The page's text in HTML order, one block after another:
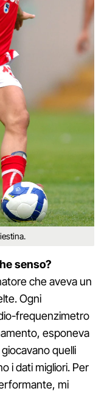
senso?
che aveva un
Ogni
frequenzimetro
esponeva
quelli
i dati migliori. Per
mi